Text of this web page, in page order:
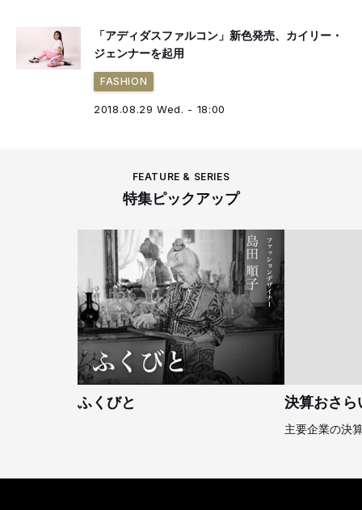
「アディダスファルコン」新色発売、カイリー・
ジェンナーを起用
FASHION
2018.08.29 Wed. - 18:00
FEATURE & SERIES
特集ピックアップ
ふくびと 決算おさら
主要企業の決